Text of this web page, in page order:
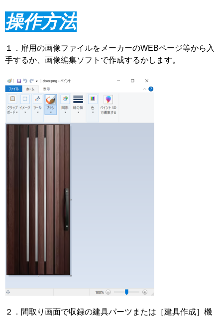
操作方法
１．扉用の画像ファイルをメーカーのWEBページ等から入
手するか、画像編集ソフトで作成するかします。
２．間取り画面で収録の建具パーツまたは［建具作成］機